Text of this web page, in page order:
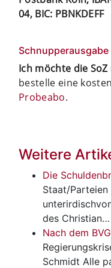
04, BIC: PBNKDEFF
Schnupperausgabe
Ich möchte die
bestelle eine
Probeabo.
Weitere
Die
Staat/Parteien
des Christian…
Nach dem
Schmidt Alle